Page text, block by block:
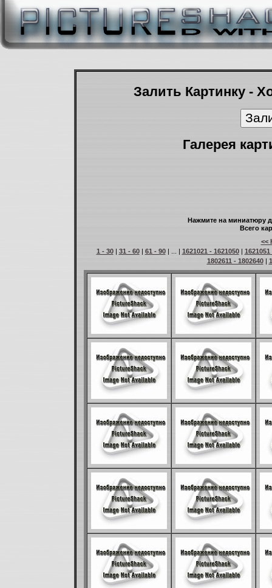
Залить Картинку -
Галерея
Нажмите на миниатюру
Всего
<<
1 - 30| 31 - 60| 61 - 90| ... | 1621021 - 1621050| 1621051
1802611 - 1802640|